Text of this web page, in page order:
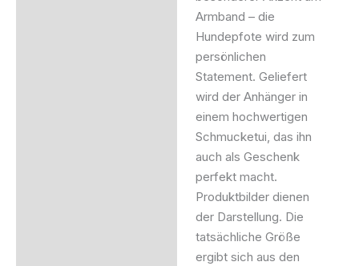
Armband – die
Hundepfote wird zum
persönlichen
Statement. Geliefert
wird der Anhänger in
einem hochwertigen
Schmucketui, das ihn
auch als Geschenk
perfekt macht.
Produktbilder dienen
der Darstellung. Die
tatsächliche Größe
ergibt sich aus den